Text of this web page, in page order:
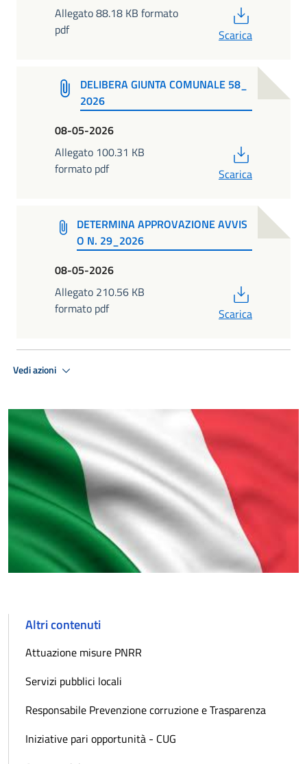
Allegato 88.18 KB formato
pdf
Scarica
DELIBERA GIUNTA COMUNALE 58_
2026
08-05-2026
Allegato 100.31 KB
formato pdf
Scarica
DETERMINA APPROVAZIONE AVVIS
O N. 29_2026
08-05-2026
Allegato 210.56 KB
formato pdf
Scarica
Vedi azioni
Altri contenuti
Attuazione misure PNRR
Servizi pubblici locali
Responsabile Prevenzione corruzione e Trasparenza
Iniziative pari opportunità - CUG